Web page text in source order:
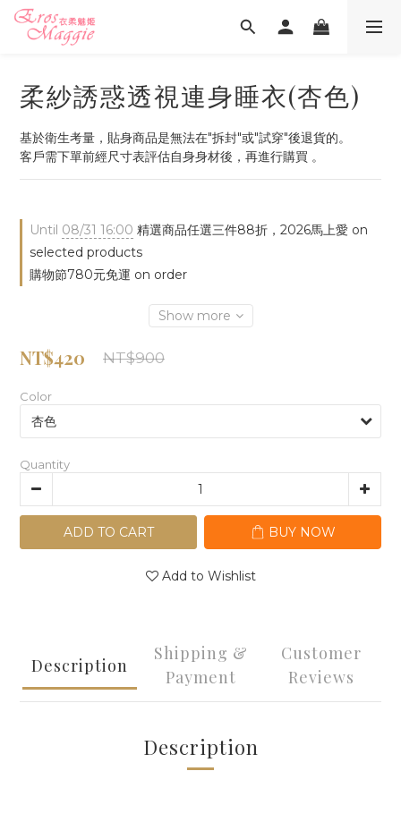
柔紗誘惑透視連身睡衣(杏色)
基於衛生考量，貼身商品是無法在"拆封"或"試穿"後退貨的。
客戶需下單前經尺寸表評估自身身材後，再進行購買 。
Until 08/31 16:00 精選商品任選三件88折，2026馬上愛 on
selected products
購物節780元免運 on order
Show more
NT$420 NT$900
Color
Quantity
ADD TO CART BUY NOW
Add to Wishlist
Description
Shipping &
Payment
Customer
Reviews
Description